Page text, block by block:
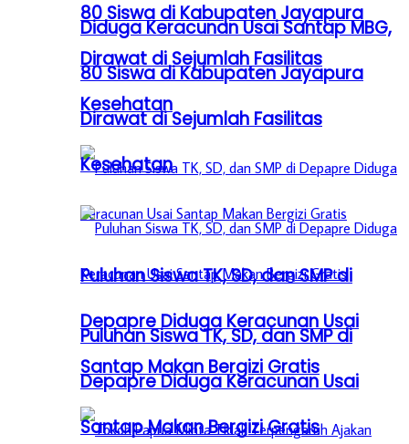
80 Siswa di Kabupaten Jayapura
Dirawat di Sejumlah Fasilitas
Kesehatan
Puluhan Siswa TK, SD, dan SMP di
Depapre Diduga Keracunan Usai
Santap Makan Bergizi Gratis
Diduga Keracunan Usai Santap MBG,
80 Siswa di Kabupaten Jayapura
Dirawat di Sejumlah Fasilitas
Kesehatan
Puluhan Siswa TK, SD, dan SMP di
Depapre Diduga Keracunan Usai
Santap Makan Bergizi Gratis